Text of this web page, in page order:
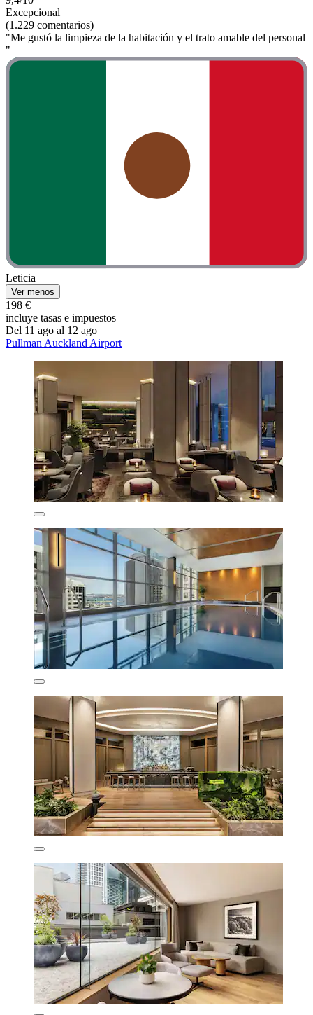
Excepcional
(1.229 comentarios)
"Me gustó la limpieza de la habitación y el trato amable del personal
"
Leticia
Ver menos
198 €
incluye tasas e impuestos
Del 11 ago al 12 ago
Pullman Auckland Airport